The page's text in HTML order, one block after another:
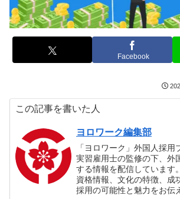
Facebook
この記事を書いた人
ヨロワーク編集部
「ヨロワーク」外国人採用
実習雇用士の監修の下、外
する情報を配信しています
資格情報、文化の特徴、成
採用の可能性と魅力をお伝